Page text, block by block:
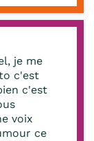
je me
c'est
c'est
voix
ce